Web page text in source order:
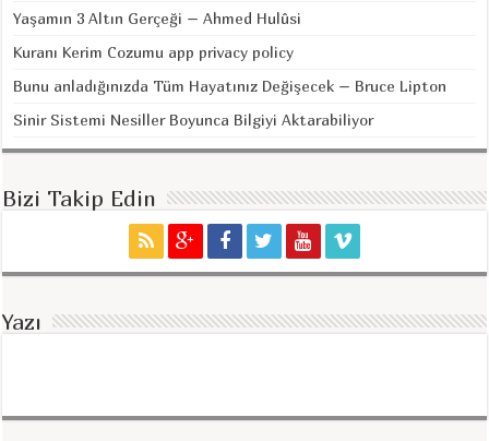
Yaşamın 3 Altın Gerçeği – Ahmed Hulûsi
Kuranı Kerim Cozumu app privacy policy
Bunu anladığınızda Tüm Hayatınız Değişecek – Bruce Lipton
Sinir Sistemi Nesiller Boyunca Bilgiyi Aktarabiliyor
Bizi Takip Edin
Yazı